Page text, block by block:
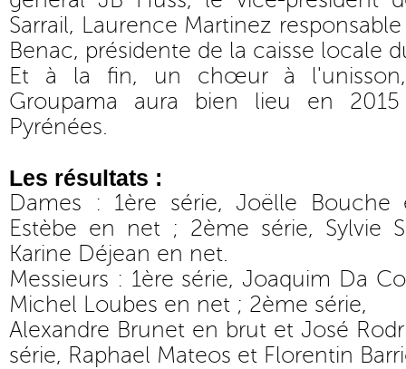
Sarrail, Laurence Martinez
Benac, présidente de la caisse locale
Et à la fin, un chœur à
Groupama aura bien lieu en
Pyrénées.
Les résultats :
Dames : 1ère série, Joëlle
Estèbe en net ; 2ème série, Sylvie
Karine Déjean en net.
Messieurs : 1ère série, Joaquim Da
Michel Loubes en net ; 2ème série,
Alexandre Brunet en brut et José
série, Raphael Mateos et Florentin